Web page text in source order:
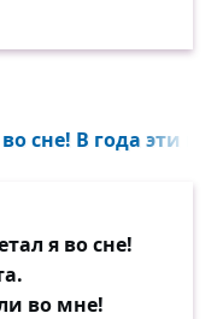
сне! В года эти
я во сне!
во мне!